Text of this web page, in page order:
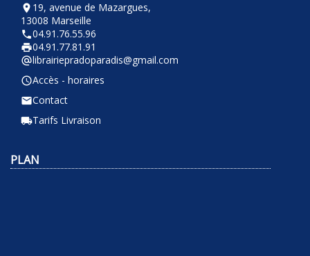
room 19, avenue de Mazargues,
13008 Marseille
phone04.91.76.55.96
local_printshop04.91.77.81.91
alternate_emaillibrairiepradoparadis@gmail.com
query_builderAccès - horaires
emailContact
local_shippingTarifs Livraison
PLAN